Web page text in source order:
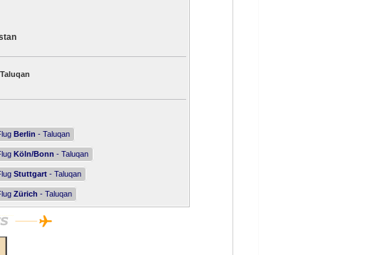
Berlin - Taluqan
Köln/Bonn - Taluqan
Stuttgart - Taluqan
Zürich - Taluqan